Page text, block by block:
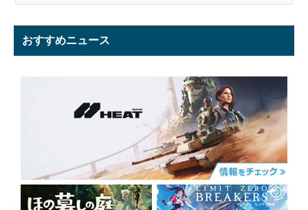
おすすめニュース